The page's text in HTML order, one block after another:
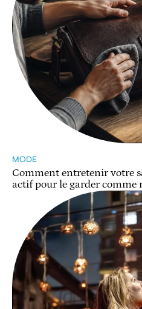
MODE
Comment entretenir votre
actif pour le garder comme